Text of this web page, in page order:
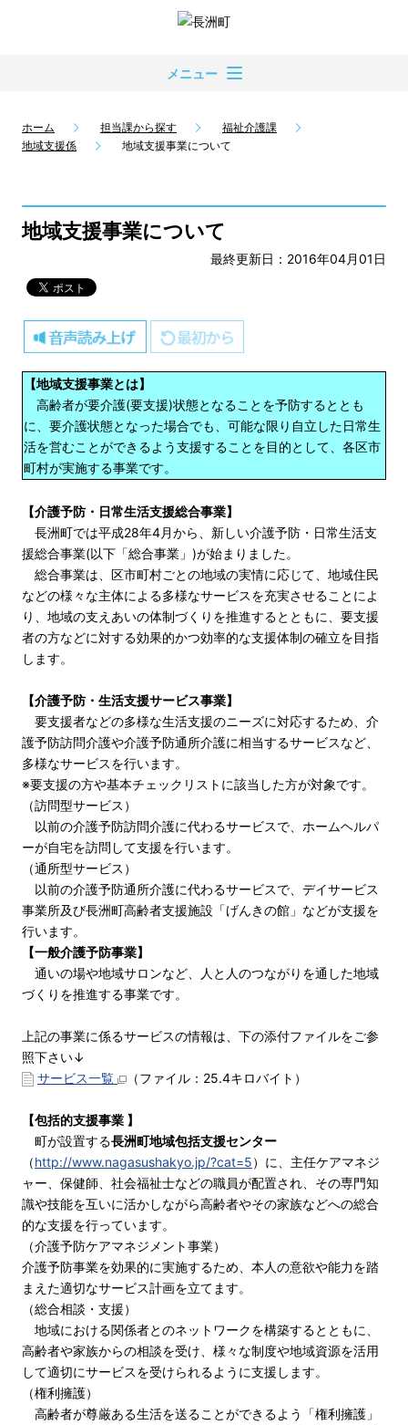
メニュー
ホーム 担当課から探す
福祉介護課
地域支援係
地域支援事業について
地域支援事業について
最終更新日：2016年04月01日
【地域支援事業とは】
高齢者が要介護(要支援)状態となることを予防するととも
に、要介護状態となった場合でも、可能な限り自立した日常生
活を営むことができるよう支援することを目的として、各区市
町村が実施する事業です。
【介護予防・日常生活支援総合事業】
長洲町では平成28年4月から、新しい介護予防・日常生活支
援総合事業(以下「総合事業」)が始まりました。
総合事業は、区市町村ごとの地域の実情に応じて、地域住民
などの様々な主体による多様なサービスを充実させることによ
り、地域の支えあいの体制づくりを推進するとともに、要支援
者の方などに対する効果的かつ効率的な支援体制の確立を目指
します。
【介護予防・生活支援サービス事業】
要支援者などの多様な生活支援のニーズに対応するため、介
護予防訪問介護や介護予防通所介護に相当するサービスなど、
多様なサービスを行います。
※要支援の方や基本チェックリストに該当した方が対象です。
（訪問型サービス）
以前の介護予防訪問介護に代わるサービスで、ホームヘルパ
ーが自宅を訪問して支援を行います。
（通所型サービス）
以前の介護予防通所介護に代わるサービスで、デイサービス
事業所及び長洲町高齢者支援施設「げんきの館」などが支援を
行います。
【一般介護予防事業】
通いの場や地域サロンなど、人と人のつながりを通した地域
づくりを推進する事業です。
上記の事業に係るサービスの情報は、下の添付ファイルをご参
照下さい↓
サービス一覧
（ファイル：25.4キロバイト）
【包括的支援事業 】
町が設置する長洲町地域包括支援センター
（http://www.nagasushakyo.jp/?cat=5）に、主任ケアマネジ
ャー、保健師、社会福祉士などの職員が配置され、その専門知
識や技能を互いに活かしながら高齢者やその家族などへの総合
的な支援を行っています。
（介護予防ケアマネジメント事業）
介護予防事業を効果的に実施するため、本人の意欲や能力を踏
まえた適切なサービス計画を立てます。
（総合相談・支援）
地域における関係者とのネットワークを構築するとともに、
高齢者や家族からの相談を受け、様々な制度や地域資源を活用
して適切にサービスを受けられるように支援します。
（権利擁護）
高齢者が尊厳ある生活を送ることができるよう「権利擁護」